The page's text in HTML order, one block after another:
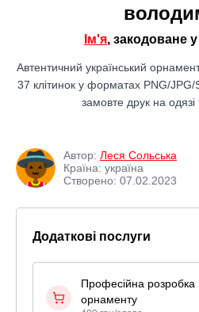
Ім'я, закодоване
Автентичний український
37 клітинок у форматах PNG/
замовте друк на одязі
Автор: Леся Сольська
Країна: україна
Створено: 07.02.2023
Додаткові послуги
Професійна розробка
орнаменту